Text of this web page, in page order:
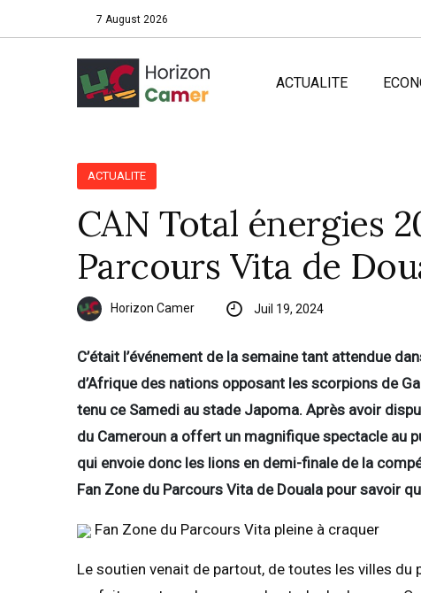
7 August 2026
ACTUALITE
ACTUALITE
CAN Total énergies
Parcours Vita de
Horizon Camer Juil 19, 2024
C’était l’événement de la semaine tant attendue
d’Afrique des nations opposant les scorpions de
tenu ce Samedi au stade Japoma. Après avoir
du Cameroun a offert un magnifique spectacle au
qui envoie donc les lions en demi-finale de la
Fan Zone du Parcours Vita de Douala pour savoir
Fan Zone du Parcours Vita pleine à craquer
Le soutien venait de partout, de toutes les villes du